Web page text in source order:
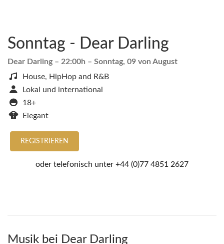
Sonntag - Dear Darling
Dear Darling – 22:00h – Sonntag, 09 von August
House, HipHop and R&B
Lokal und international
18+
Elegant
REGISTRIEREN
oder telefonisch unter +44 (0)77 4851 2627
Musik bei Dear Darling